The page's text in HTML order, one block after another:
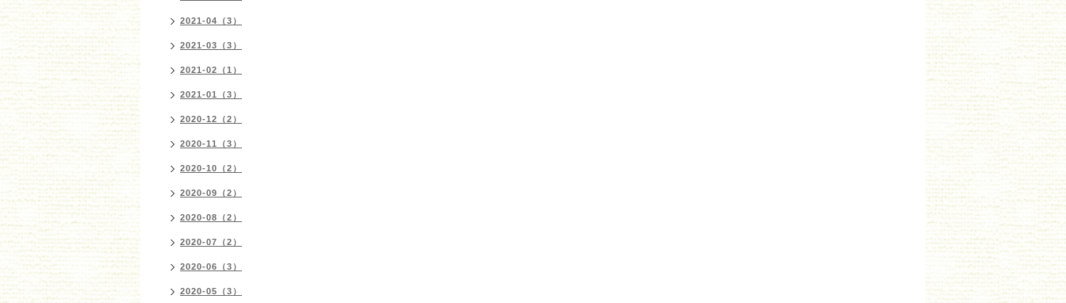
2021-04（3）
2021-03（3）
2021-02（1）
2021-01（3）
2020-12（2）
2020-11（3）
2020-10（2）
2020-09（2）
2020-08（2）
2020-07（2）
2020-06（3）
2020-05（3）